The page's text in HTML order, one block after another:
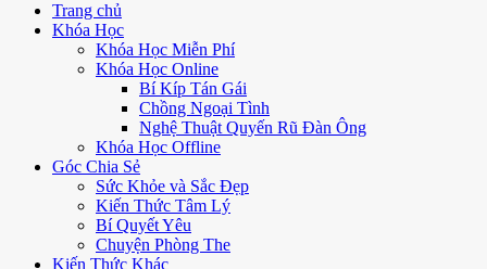
Trang chủ
Khóa Học
Khóa Học Miễn Phí
Khóa Học Online
Bí Kíp Tán Gái
Chồng Ngoại Tình
Nghệ Thuật Quyến Rũ Đàn Ông
Khóa Học Offline
Góc Chia Sẻ
Sức Khỏe và Sắc Đẹp
Kiến Thức Tâm Lý
Bí Quyết Yêu
Chuyện Phòng The
Kiến Thức Khác